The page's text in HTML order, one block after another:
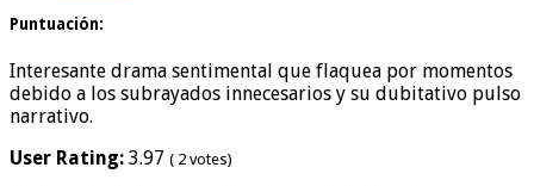
Puntuación:
Interesante drama sentimental que flaquea por momentos
debido a los subrayados innecesarios y su dubitativo pulso
narrativo.
User Rating: 3.97 ( 2 votes)